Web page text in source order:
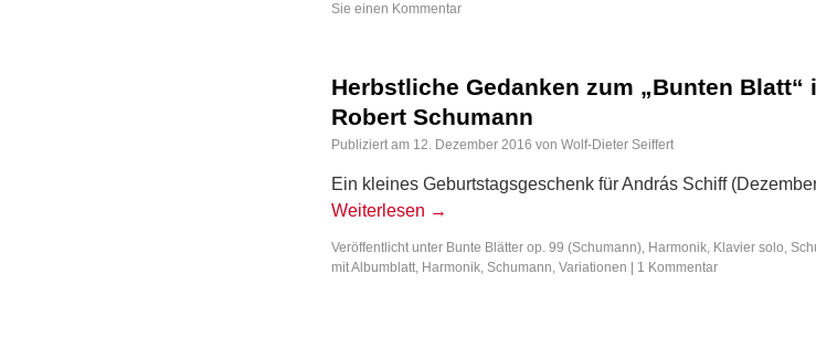
Sie einen Kommentar
Herbstliche Gedanken zum „Bunten
Robert Schumann
Publiziert am 12. Dezember 2016 von Wolf-Dieter Seiffert
Ein kleines Geburtstagsgeschenk für András Schiff
Weiterlesen →
Veröffentlicht unter Bunte Blätter op. 99 (Schumann), Harmonik, Klavier solo,
mitAlbumblatt, Harmonik, Schumann, Variationen 1 Kommentar